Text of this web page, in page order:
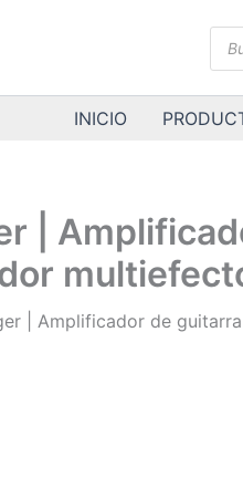
INICIO
|
| Amplificador de